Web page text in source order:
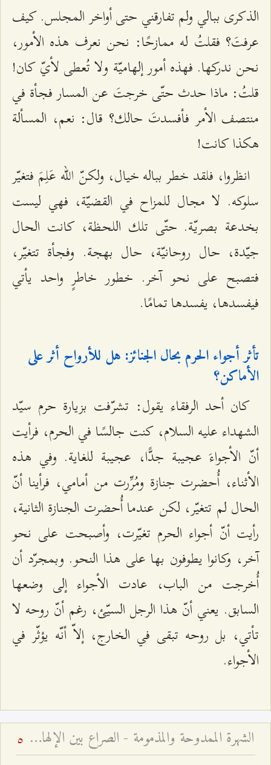
الذكرى ببالي ولم تفارقني حتى أواخر المجلس. كيف
عرفتَ؟ فقلتُ له ممازحًا: نحن نعرف هذه الأمور،
نحن ندركها. فهذه أمور إلهاميّة ولا تُعطى لأيّ كان!
قلتُ: ماذا حدث حتّى خرجتَ عن المسار فجأة في
منتصف الأمر فأفسدتَ حالك؟ قال: نعم، المسألة
هكذا كانت!
انظروا، فلقد خطر بباله خيال، ولكنّ الله عَلِمَ فتغيّر
سلوكه. لا مجال للمزاح في القضيّة، فهي ليست
بخدعة بصريّة. حتّى تلك اللحظة، كانت الحال
جيّدة، حال روحانيّة، حال بهجة. وفجأة تتغيّر،
فتصبح على نحو آخر. خطور خاطرٍ واحد يأتي
فيفسدها، يفسدها تمامًا.
تأثر أجواء الحرم بحال الجنائز: هل للأرواح أثر على
الأماكن؟
كان أحد الرفقاء يقول: تشرّفت بزيارة حرم سيّد
الشهداء عليه السلام، كنت جالسًا في الحرم، فرأيت
أنّ الأجواءَ عجيبة جدًّا، عجيبة للغاية. وفي هذه
الأثناء، أُحضرت جنازة ومُرِّرت من أمامي، فرأينا أنّ
الحال لم تتغيّر، لكن عندما أُحضرت الجنازة الثانية،
رأيت أنّ أجواء الحرم تغيّرت، وأصبحت على نحو
آخر، وكانوا يطوفون بها على هذا النحو. وبمجرّد أن
أُخرجت من الباب، عادت الأجواء إلى وضعها
السابق. يعني أنّ هذا الرجل السيّئ، رغم أنّ روحه لا
تأتي، بل روحه تبقى في الخارج، إلاّ أنّه يؤثّر في
الأجواء.
الشهرة الممدوحة والمذمومة - الصراع بين الإلهام الإلهي والوسوسة الشيطانية 5